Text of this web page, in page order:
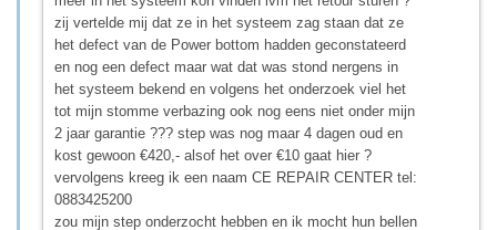
zij vertelde mij dat ze in het systeem zag staan dat ze
het defect van de Power bottom hadden geconstateerd
en nog een defect maar wat dat was stond nergens in
het systeem bekend en volgens het onderzoek viel het
tot mijn stomme verbazing ook nog eens niet onder mijn
2 jaar garantie ??? step was nog maar 4 dagen oud en
kost gewoon €420,- alsof het over €10 gaat hier ?
vervolgens kreeg ik een naam CE REPAIR CENTER tel:
0883425200
zou mijn step onderzocht hebben en ik mocht hun bellen